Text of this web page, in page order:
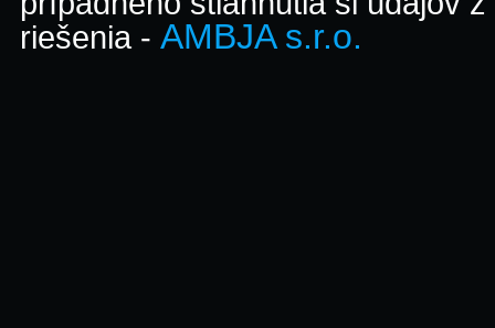
riešenia - AMBJA s.r.o.